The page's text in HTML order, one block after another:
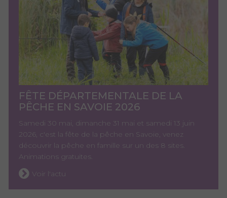
FÊTE DÉPARTEMENTALE DE LA
PÊCHE EN SAVOIE 2026
Samedi 30 mai, dimanche 31 mai et samedi 13 juin
2026, c'est la fête de la pêche en Savoie, venez
découvrir la pêche en famille sur un des 8 sites.
Animations gratuites.
Voir l'actu